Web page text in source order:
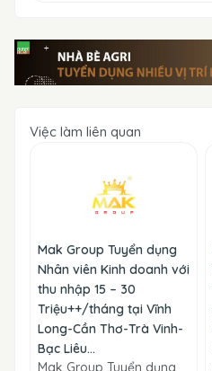
Việc làm liên quan
Mak Group Tuyển dụng
Nhân viên Kinh doanh với
thu nhập 15 – 30
Triệu++/tháng tại Vĩnh
Long-Cần Thơ-Trà Vinh-
Bạc Liêu...
Mak Group Tuyển dụng